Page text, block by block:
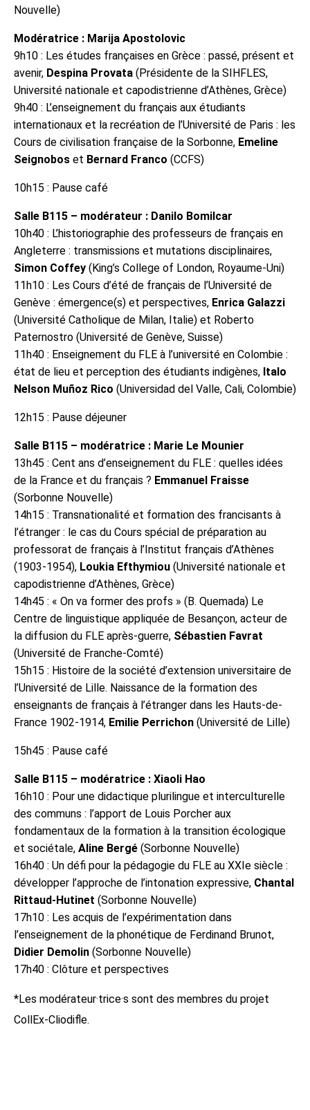
Nouvelle)
Modératrice : Marija Apostolovic
9h10 : Les études françaises en Grèce : passé, présent et
avenir, Despina Provata (Présidente de la SIHFLES,
Université nationale et capodistrienne d’Athènes, Grèce)
9h40 : L’enseignement du français aux étudiants
internationaux et la recréation de l’Université de Paris : les
Cours de civilisation française de la Sorbonne, Emeline
Seignobos et Bernard Franco (CCFS)
10h15 : Pause café
Salle B115 – modérateur : Danilo Bomilcar
10h40 : L’historiographie des professeurs de français en
Angleterre : transmissions et mutations disciplinaires,
Simon Coffey (King’s College of London, Royaume-Uni)
11h10 : Les Cours d’été de français de l’Université de
Genève : émergence(s) et perspectives, Enrica Galazzi
(Université Catholique de Milan, Italie) et Roberto
Paternostro (Université de Genève, Suisse)
11h40 : Enseignement du FLE à l’université en Colombie :
état de lieu et perception des étudiants indigènes, Italo
Nelson Muñoz Rico (Universidad del Valle, Cali, Colombie)
12h15 : Pause déjeuner
Salle B115 – modératrice : Marie Le Mounier
13h45 : Cent ans d’enseignement du FLE : quelles idées
de la France et du français ? Emmanuel Fraisse
(Sorbonne Nouvelle)
14h15 : Transnationalité et formation des francisants à
l’étranger : le cas du Cours spécial de préparation au
professorat de français à l’Institut français d’Athènes
(1903-1954), Loukia Efthymiou (Université nationale et
capodistrienne d’Athènes, Grèce)
14h45 : « On va former des profs » (B. Quemada) Le
Centre de linguistique appliquée de Besançon, acteur de
la diffusion du FLE après-guerre, Sébastien Favrat
(Université de Franche-Comté)
15h15 : Histoire de la société d’extension universitaire de
l’Université de Lille. Naissance de la formation des
enseignants de français à l’étranger dans les Hauts-de-
France 1902-1914, Emilie Perrichon (Université de Lille)
15h45 : Pause café
Salle B115 – modératrice : Xiaoli Hao
16h10 : Pour une didactique plurilingue et interculturelle
des communs : l’apport de Louis Porcher aux
fondamentaux de la formation à la transition écologique
et sociétale, Aline Bergé (Sorbonne Nouvelle)
16h40 : Un défi pour la pédagogie du FLE au XXIe siècle :
développer l’approche de l’intonation expressive, Chantal
Rittaud-Hutinet (Sorbonne Nouvelle)
17h10 : Les acquis de l’expérimentation dans
l’enseignement de la phonétique de Ferdinand Brunot,
Didier Demolin (Sorbonne Nouvelle)
17h40 : Clôture et perspectives
*Les modérateur·trice·s sont des membres du projet
CollEx-Cliodifle.